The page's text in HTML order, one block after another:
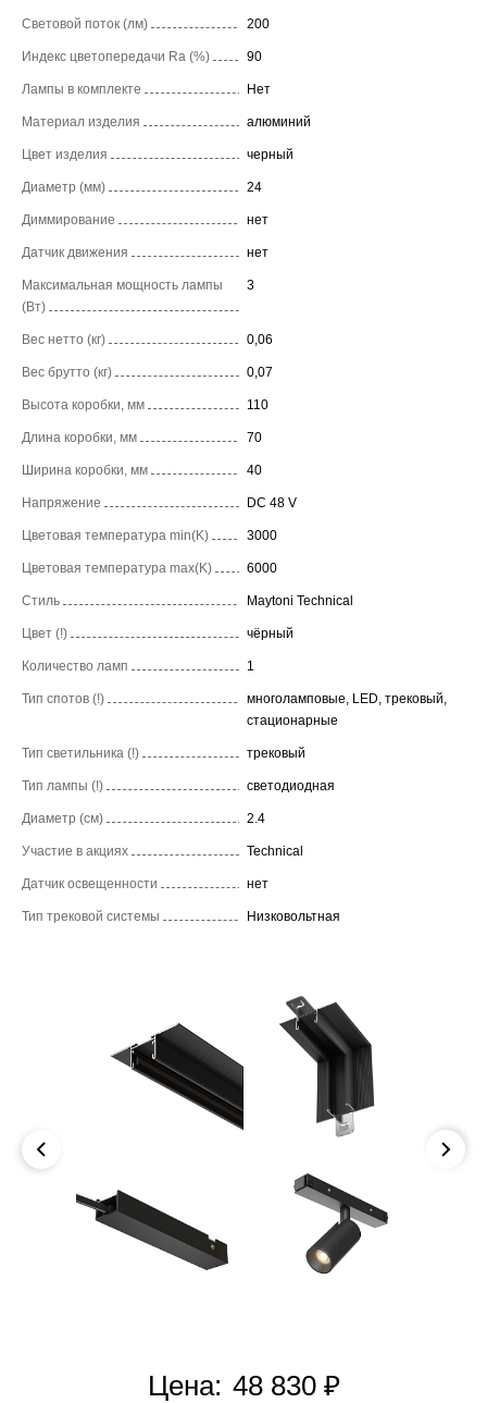
Световой поток (лм) 200
Индекс цветопередачи Ra (%) 90
Лампы в комплекте Нет
Материал изделия алюминий
Цвет изделия черный
Диаметр (мм) 24
Диммирование нет
Датчик движения нет
Максимальная мощность лампы
(Вт)
3
Вес нетто (кг) 0,06
Вес брутто (кг) 0,07
Высота коробки, мм 110
Длина коробки, мм 70
Ширина коробки, мм 40
Напряжение DC 48 V
Цветовая температура min(K) 3000
Цветовая температура max(K) 6000
Стиль Maytoni Technical
Цвет (!) чёрный
Количество ламп 1
Тип спотов (!)
многоламповые, LED, трековый,
стационарные
Тип светильника (!) трековый
Тип лампы (!) светодиодная
Диаметр (см) 2.4
Участие в акциях Technical
Датчик освещенности нет
Тип трековой системы Низковольтная
Цена: 48 830 ₽